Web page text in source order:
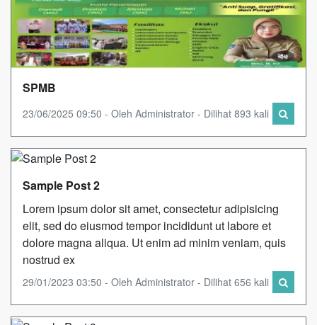
SPMB
23/06/2025 09:50 - Oleh Administrator - Dilihat 893 kali
Sample Post 2
Lorem ipsum dolor sit amet, consectetur adipisicing
elit, sed do eiusmod tempor incididunt ut labore et
dolore magna aliqua. Ut enim ad minim veniam, quis
nostrud ex
29/01/2023 03:50 - Oleh Administrator - Dilihat 656 kali